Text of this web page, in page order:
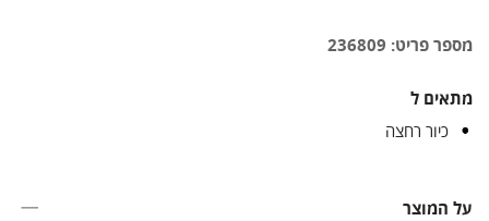
מספר פריט: 236809
מתאים ל
כיור רחצה
על המוצר